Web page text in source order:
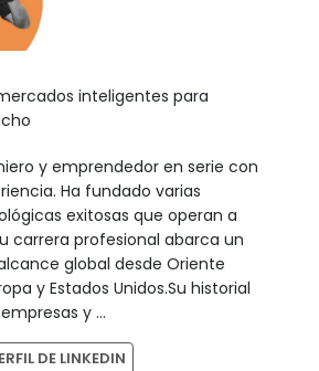
inteligentes para
y emprendedor en serie con
Ha fundado varias
exitosas que operan a
carrera profesional abarca un
global desde Oriente
y Estados Unidos.Su historial
y ...
DE LINKEDIN